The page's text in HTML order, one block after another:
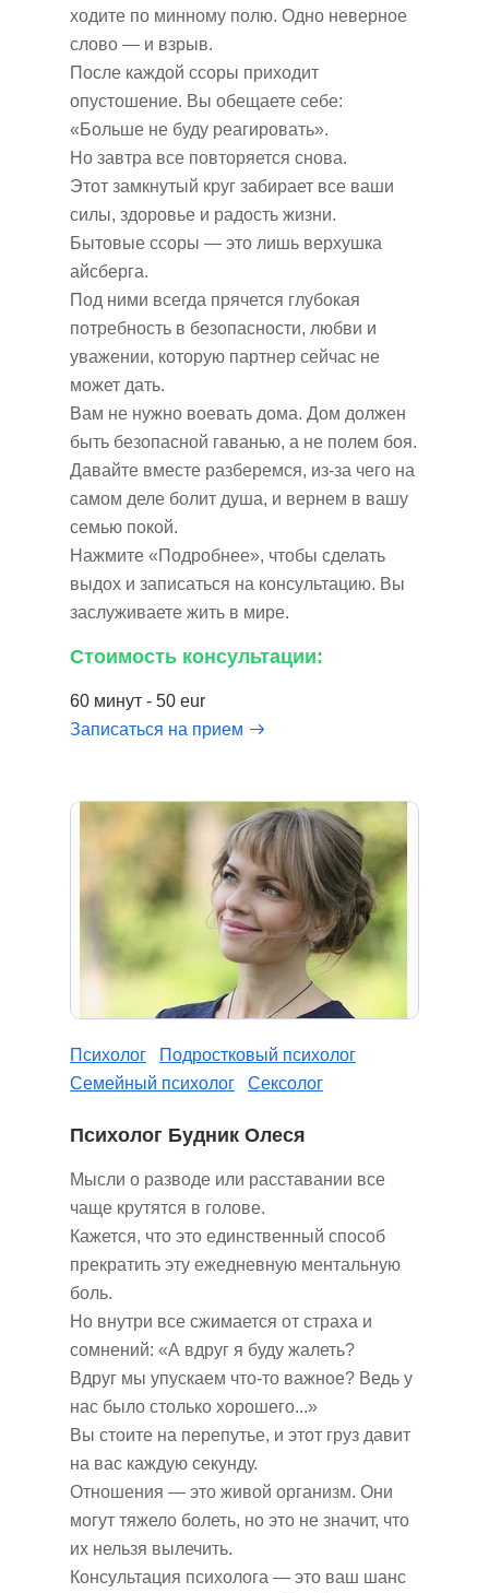
ходите по минному полю. Одно неверное
слово — и взрыв.
После каждой ссоры приходит
опустошение. Вы обещаете себе:
«Больше не буду реагировать».
Но завтра все повторяется снова.
Этот замкнутый круг забирает все ваши
силы, здоровье и радость жизни.
Бытовые ссоры — это лишь верхушка
айсберга.
Под ними всегда прячется глубокая
потребность в безопасности, любви и
уважении, которую партнер сейчас не
может дать.
Вам не нужно воевать дома. Дом должен
быть безопасной гаванью, а не полем боя.
Давайте вместе разберемся, из-за чего на
самом деле болит душа, и вернем в вашу
семью покой.
Нажмите «Подробнее», чтобы сделать
выдох и записаться на консультацию. Вы
заслуживаете жить в мире.
Стоимость консультации:
60 минут - 50 eur
Записаться на прием
Психолог
Подростковый психолог
Семейный психолог
Сексолог
Психолог Будник Олеся
Мысли о разводе или расставании все
чаще крутятся в голове.
Кажется, что это единственный способ
прекратить эту ежедневную ментальную
боль.
Но внутри все сжимается от страха и
сомнений: «А вдруг я буду жалеть?
Вдруг мы упускаем что-то важное? Ведь у
нас было столько хорошего...»
Вы стоите на перепутье, и этот груз давит
на вас каждую секунду.
Отношения — это живой организм. Они
могут тяжело болеть, но это не значит, что
их нельзя вылечить.
Консультация психолога — это ваш шанс